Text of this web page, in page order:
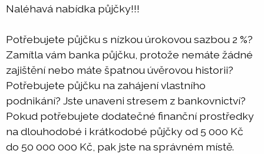
Naléhavá nabídka půjčky!!!
Potřebujete půjčku s nízkou úrokovou sazbou 2 %?
Zamítla vám banka půjčku, protože nemáte žádné
zajištění nebo máte špatnou úvěrovou historii?
Potřebujete půjčku na zahájení vlastního
podnikání? Jste unaveni stresem z bankovnictví?
Pokud potřebujete dodatečné finanční prostředky
na dlouhodobé i krátkodobé půjčky od 5 000 Kč
do 50 000 000 Kč, pak jste na správném místě.